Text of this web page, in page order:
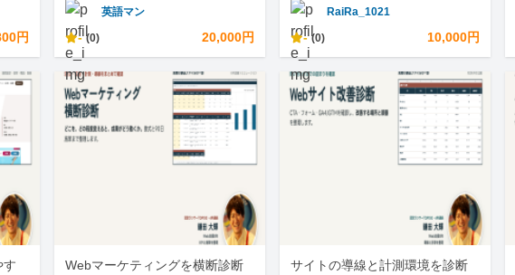
円
英語マン
- (0) 20,000円
RaiRa_1021
- (0) 10,000円
す
Webマーケティングを横断診断
サイトの導線と計測環境を診断